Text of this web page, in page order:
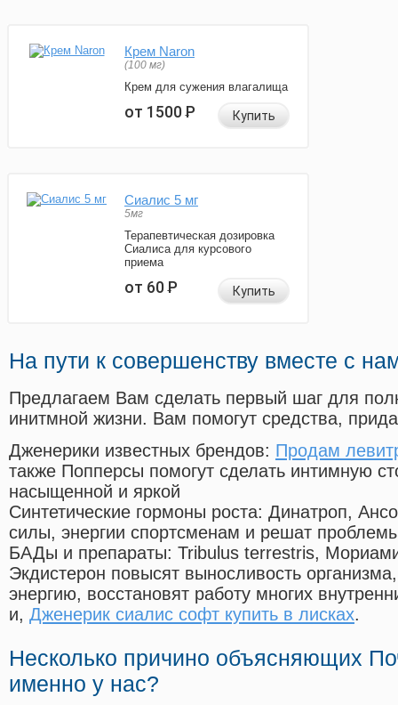
Крем Naron
(100 мг)
Крем для сужения влагалища
от 1500Р Купить
Сиалис 5 мг
5мг
Терапевтическая дозировка
Сиалиса для курсового
приема
от 60Р Купить
На пути к совершенству вместе с
Предлагаем Вам сделать первый шаг для
инитмной жизни. Вам помогут средства,
Дженерики известных брендов: Продам
также Попперсы помогут сделать интимную
насыщенной и яркой
Синтетические гормоны роста: Динатроп,
силы, энергии спортсменам и решат
БАДы и препараты: Tribulus terrestris,
Экдистерон повысят выносливость
энергию, восстановят работу многих
и, Дженерик сиалис софт купить в лисках.
Несколько причино объясняющих
именно у нас?